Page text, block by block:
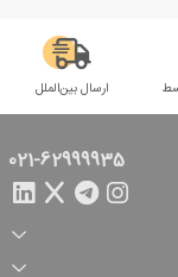
ارسال بین‌الملل
021-62999935